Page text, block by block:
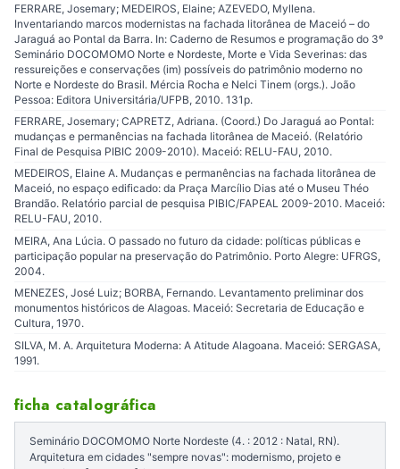
FERRARE, Josemary; MEDEIROS, Elaine; AZEVEDO, Myllena.
Inventariando marcos modernistas na fachada litorânea de Maceió – do
Jaraguá ao Pontal da Barra. In: Caderno de Resumos e programação do 3º
Seminário DOCOMOMO Norte e Nordeste, Morte e Vida Severinas: das
ressureições e conservações (im) possíveis do patrimônio moderno no
Norte e Nordeste do Brasil. Mércia Rocha e Nelci Tinem (orgs.). João
Pessoa: Editora Universitária/UFPB, 2010. 131p.
FERRARE, Josemary; CAPRETZ, Adriana. (Coord.) Do Jaraguá ao Pontal:
mudanças e permanências na fachada litorânea de Maceió. (Relatório
Final de Pesquisa PIBIC 2009-2010). Maceió: RELU-FAU, 2010.
MEDEIROS, Elaine A. Mudanças e permanências na fachada litorânea de
Maceió, no espaço edificado: da Praça Marcílio Dias até o Museu Théo
Brandão. Relatório parcial de pesquisa PIBIC/FAPEAL 2009-2010. Maceió:
RELU-FAU, 2010.
MEIRA, Ana Lúcia. O passado no futuro da cidade: políticas públicas e
participação popular na preservação do Patrimônio. Porto Alegre: UFRGS,
2004.
MENEZES, José Luiz; BORBA, Fernando. Levantamento preliminar dos
monumentos históricos de Alagoas. Maceió: Secretaria de Educação e
Cultura, 1970.
SILVA, M. A. Arquitetura Moderna: A Atitude Alagoana. Maceió: SERGASA,
1991.
ficha catalográfica
Seminário DOCOMOMO Norte Nordeste (4. : 2012 : Natal, RN).
Arquitetura em cidades "sempre novas": modernismo, projeto e